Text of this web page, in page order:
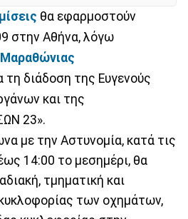
θα εφαρμοστούν
στην Αθήνα, λόγω
Μαραθώνιας
τη διάδοση της Ευγενούς
και της
23».
με την Αστυνομία, κατά τις
14:00 το μεσημέρι, θα
τμηματική και
των οχημάτων,